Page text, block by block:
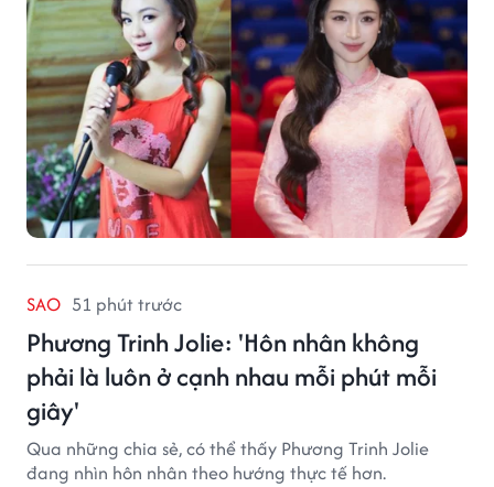
SAO 51 phút trước
Phương Trinh Jolie: 'Hôn nhân không
phải là luôn ở cạnh nhau mỗi phút mỗi
giây'
Qua những chia sẻ, có thể thấy Phương Trinh Jolie
đang nhìn hôn nhân theo hướng thực tế hơn.